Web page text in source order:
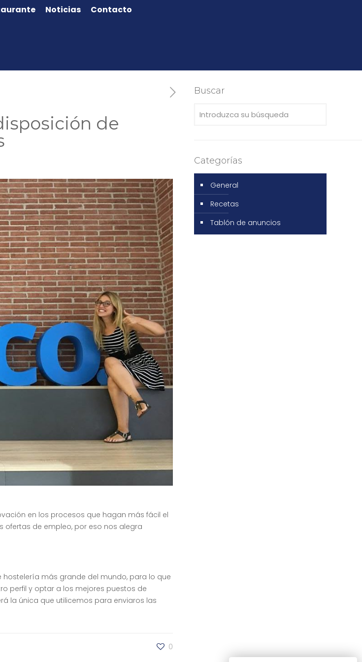
Noticias Contacto
de
en los procesos que hagan más fácil el
de empleo, por eso nos alegra
más grande del mundo, para lo que
perfil y optar a los mejores puestos de
la única que utilicemos para enviaros las
0
Buscar
Categorías
General
Recetas
Tablón de anuncios